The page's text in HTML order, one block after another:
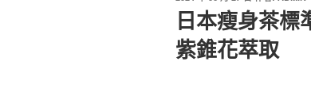
佈
於
日本瘦身茶標
紫錐花萃取